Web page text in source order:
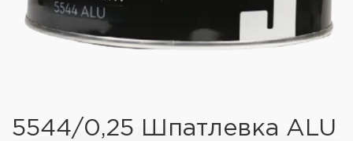
5544/0,25 Шпатлевка ALU